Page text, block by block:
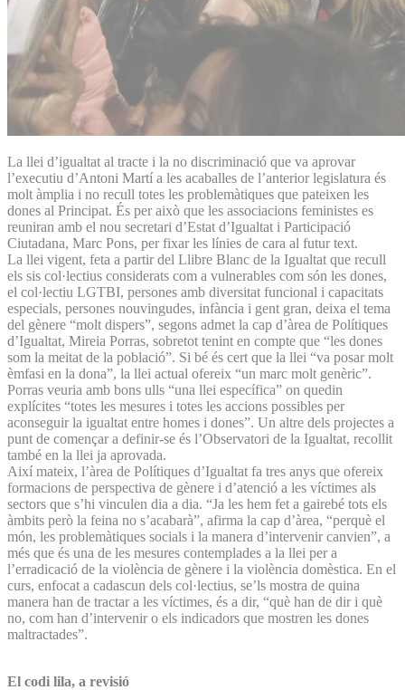
La llei d’igualtat al tracte i la no discriminació que va aprovar
l’executiu d’Antoni Martí a les acaballes de l’anterior legislatura és
molt àmplia i no recull totes les problemàtiques que pateixen les
dones al Principat. És per això que les associacions feministes es
reuniran amb el nou secretari d’Estat d’Igualtat i Participació
Ciutadana, Marc Pons, per fixar les línies de cara al futur text.
La llei vigent, feta a partir del Llibre Blanc de la Igualtat que recull
els sis col·lectius considerats com a vulnerables com són les dones,
el col·lectiu LGTBI, persones amb diversitat funcional i capacitats
especials, persones nouvingudes, infància i gent gran, deixa el tema
del gènere “molt dispers”, segons admet la cap d’àrea de Polítiques
d’Igualtat, Mireia Porras, sobretot tenint en compte que “les dones
som la meitat de la població”. Si bé és cert que la llei “va posar molt
èmfasi en la dona”, la llei actual ofereix “un marc molt genèric”.
Porras veuria amb bons ulls “una llei específica” on quedin
explícites “totes les mesures i totes les accions possibles per
aconseguir la igualtat entre homes i dones”. Un altre dels projectes a
punt de començar a definir-se és l’Observatori de la Igualtat, recollit
també en la llei ja aprovada.
Així mateix, l’àrea de Polítiques d’Igualtat fa tres anys que ofereix
formacions de perspectiva de gènere i d’atenció a les víctimes als
sectors que s’hi vinculen dia a dia. “Ja les hem fet a gairebé tots els
àmbits però la feina no s’acabarà”, afirma la cap d’àrea, “perquè el
món, les problemàtiques socials i la manera d’intervenir canvien”, a
més que és una de les mesures contemplades a la llei per a
l’erradicació de la violència de gènere i la violència domèstica. En el
curs, enfocat a cadascun dels col·lectius, se’ls mostra de quina
manera han de tractar a les víctimes, és a dir, “què han de dir i què
no, com han d’intervenir o els indicadors que mostren les dones
maltractades”.
El codi lila, a revisió